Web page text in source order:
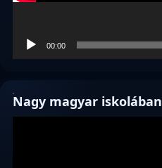
00:00
Nagy magyar iskolában